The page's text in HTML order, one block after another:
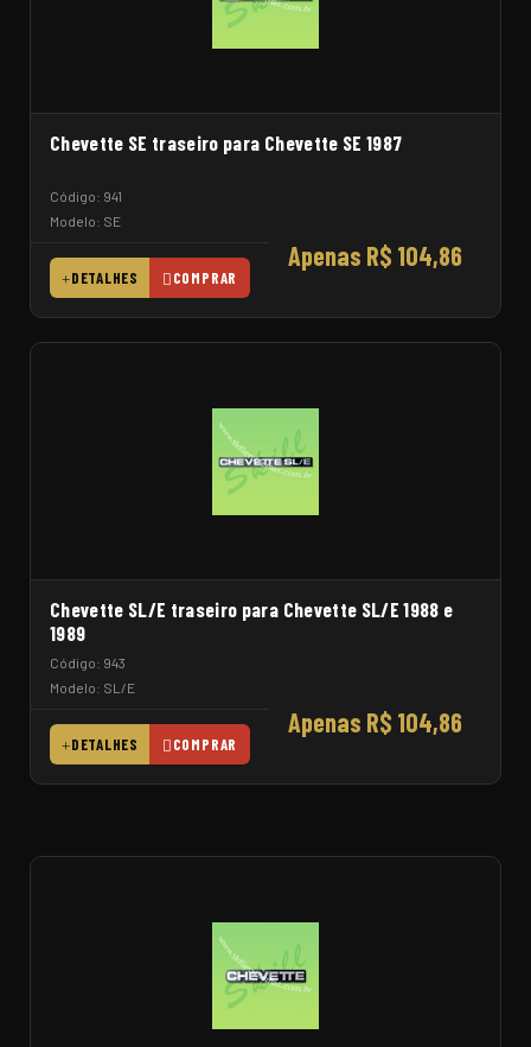
Chevette SE traseiro para Chevette SE 1987
Código: 941
Modelo: SE
Apenas R$ 104,86
DETALHES COMPRAR
Chevette SL/E traseiro para Chevette SL/E 1988 e
1989
Código: 943
Modelo: SL/E
Apenas R$ 104,86
DETALHES COMPRAR